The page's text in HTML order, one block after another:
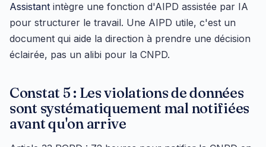
Assistant intègre une fonction d'AIPD assistée par IA
pour structurer le travail. Une AIPD utile, c'est un
document qui aide la direction à prendre une décision
éclairée, pas un alibi pour la CNPD.
Constat 5 : Les violations de données
sont systématiquement mal notifiées
avant qu'on arrive